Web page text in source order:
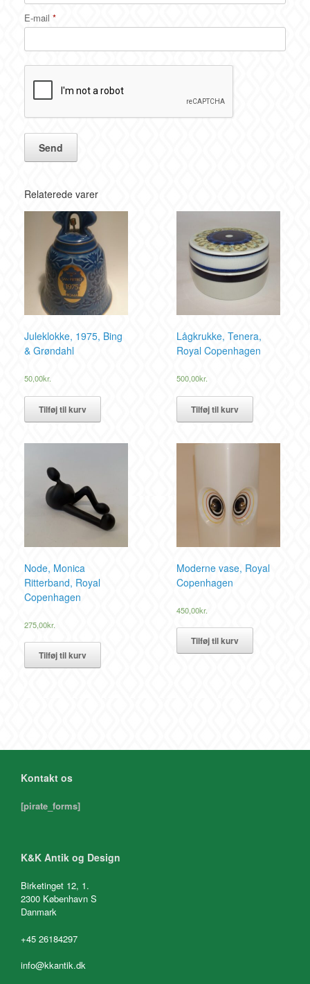
E-mail *
Relaterede varer
Juleklokke, 1975, Bing
& Grøndahl
50,00kr.
Tilføj til kurv
Lågkrukke, Tenera,
Royal Copenhagen
500,00kr.
Tilføj til kurv
Node, Monica
Ritterband, Royal
Copenhagen
275,00kr.
Tilføj til kurv
Moderne vase, Royal
Copenhagen
450,00kr.
Tilføj til kurv
Kontakt os
[pirate_forms]
K&K Antik og Design
Birketinget 12, 1.
2300 København S
Danmark
+45 26184297
info@kkantik.dk